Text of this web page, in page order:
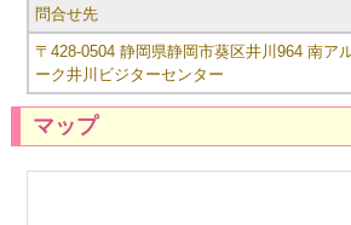
問合せ先
〒428-0504 静岡県静岡市葵区井川964 南ア
ーク井川ビジターセンター
マップ